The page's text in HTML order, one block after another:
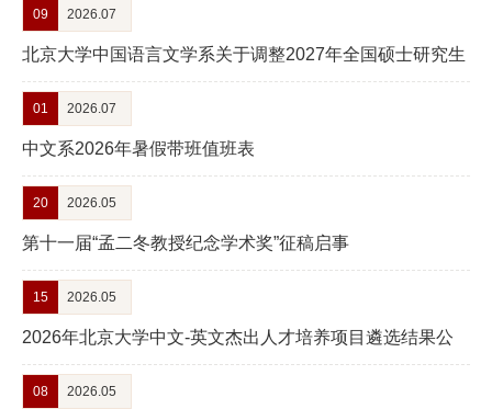
队
新
闻
公
告
育
09 2026.07
北京大学中国语言文学系关于调整2027年全国硕士研究生
招生考试初试科目的公告
01 2026.07
中文系2026年暑假带班值班表
20 2026.05
第十一届“孟二冬教授纪念学术奖”征稿启事
15 2026.05
2026年北京大学中文-英文杰出人才培养项目遴选结果公
告
08 2026.05